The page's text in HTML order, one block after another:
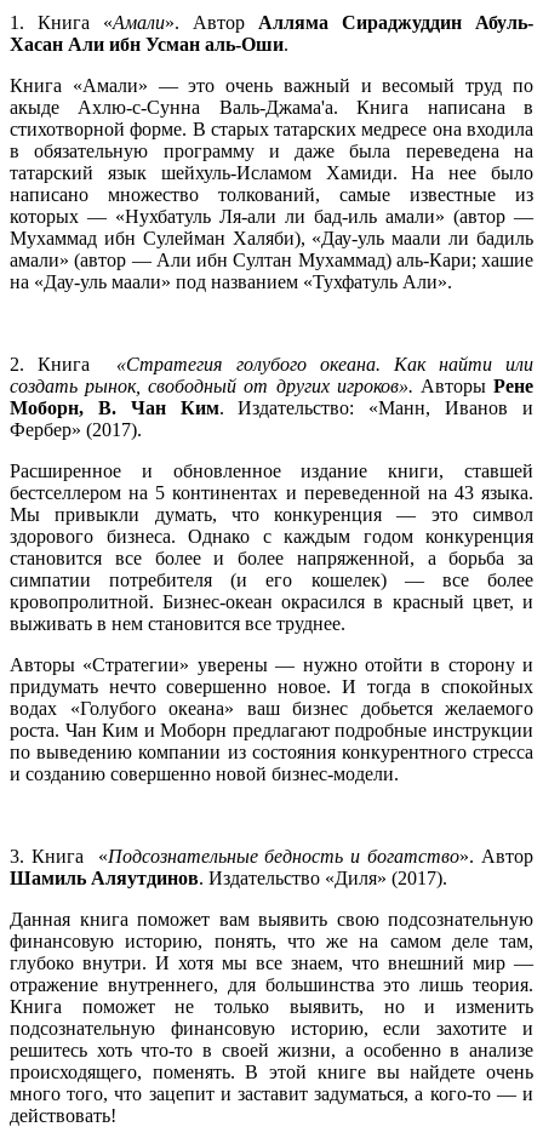
1. Книга «Амали». Автор Алляма Сираджуддин Абуль-
Хасан Али ибн Усман аль-Оши.
Книга «Амали» — это очень важный и весомый труд по
акыде Ахлю-с-Сунна Валь-Джама'а. Книга написана в
стихотворной форме. В старых татарских медресе она входила
в обязательную программу и даже была переведена на
татарский язык шейхуль-Исламом Хамиди. На нее было
написано множество толкований, самые известные из
которых — «Нухбатуль Ля-али ли бад-иль амали» (автор —
Мухаммад ибн Сулейман Халяби), «Дау-уль маали ли бадиль
амали» (автор — Али ибн Султан Мухаммад) аль-Кари; хашие
на «Дау-уль маали» под названием «Тухфатуль Али».
2. Книга «Стратегия голубого океана. Как найти или
создать рынок, свободный от других игроков». АвторыРене
Моборн, В. Чан Ким. Издательство: «Манн, Иванов и
Фербер» (2017).
Расширенное и обновленное издание книги, ставшей
бестселлером на 5 континентах и переведенной на 43 языка.
Мы привыкли думать, что конкуренция — это символ
здорового бизнеса. Однако с каждым годом конкуренция
становится все более и более напряженной, а борьба за
симпатии потребителя (и его кошелек) — все более
кровопролитной. Бизнес-океан окрасился в красный цвет, и
выживать в нем становится все труднее.
Авторы «Стратегии» уверены — нужно отойти в сторону и
придумать нечто совершенно новое. И тогда в спокойных
водах «Голубого океана» ваш бизнес добьется желаемого
роста. Чан Ким и Моборн предлагают подробные инструкции
по выведению компании из состояния конкурентного стресса
и созданию совершенно новой бизнес-модели.
3. Книга «Подсознательные бедность и богатство». Автор
Шамиль Аляутдинов. Издательство «Диля» (2017).
Данная книга поможет вам выявить свою подсознательную
финансовую историю, понять, что же на самом деле там,
глубоко внутри. И хотя мы все знаем, что внешний мир —
отражение внутреннего, для большинства это лишь теория.
Книга поможет не только выявить, но и изменить
подсознательную финансовую историю, если захотите и
решитесь хоть что-то в своей жизни, а особенно в анализе
происходящего, поменять. В этой книге вы найдете очень
много того, что зацепит и заставит задуматься, а кого-то — и
действовать!